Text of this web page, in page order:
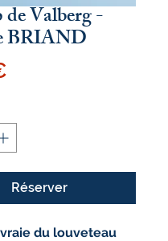
Valberg -
BRIAND
Réserver
vraie du louveteau